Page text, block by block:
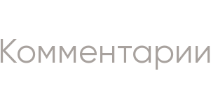
Комментарии